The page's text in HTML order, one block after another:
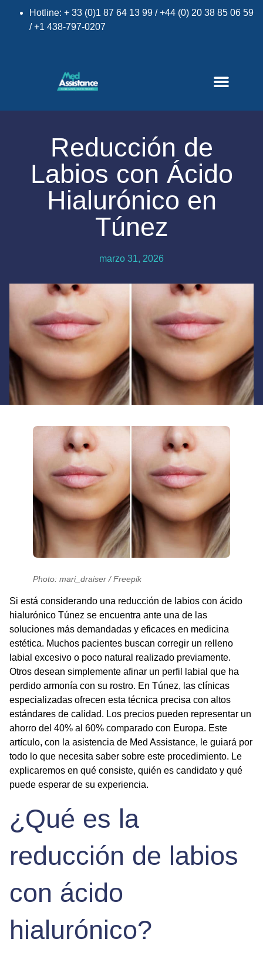
Hotline: + 33 (0)1 87 64 13 99 / +44 (0) 20 38 85 06 59
/ +1 438-797-0207
Reducción de
Labios con Ácido
Hialurónico en
Túnez
marzo 31, 2026
Photo: mari_draiser / Freepik
Si está considerando una reducción de labios con ácido
hialurónico Túnez se encuentra ante una de las
soluciones más demandadas y eficaces en medicina
estética. Muchos pacientes buscan corregir un relleno
labial excesivo o poco natural realizado previamente.
Otros desean simplemente afinar un perfil labial que ha
perdido armonía con su rostro. En Túnez, las clínicas
especializadas ofrecen esta técnica precisa con altos
estándares de calidad. Los precios pueden representar un
ahorro del 40% al 60% comparado con Europa. Este
artículo, con la asistencia de Med Assistance, le guiará por
todo lo que necesita saber sobre este procedimiento. Le
explicaremos en qué consiste, quién es candidato y qué
puede esperar de su experiencia.
¿Qué es la
reducción de labios
con ácido
hialurónico?